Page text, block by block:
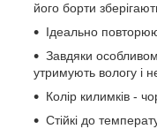
його борти
Ідеально
Завдяки
утримують вологу і
Колір килимків -
Стійкі до